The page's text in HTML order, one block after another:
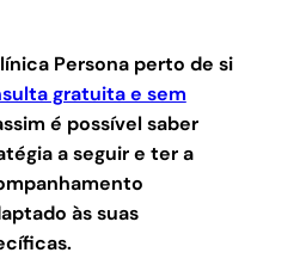
Persona perto de si
gratuita e sem
é possível saber
a seguir e ter a
às suas